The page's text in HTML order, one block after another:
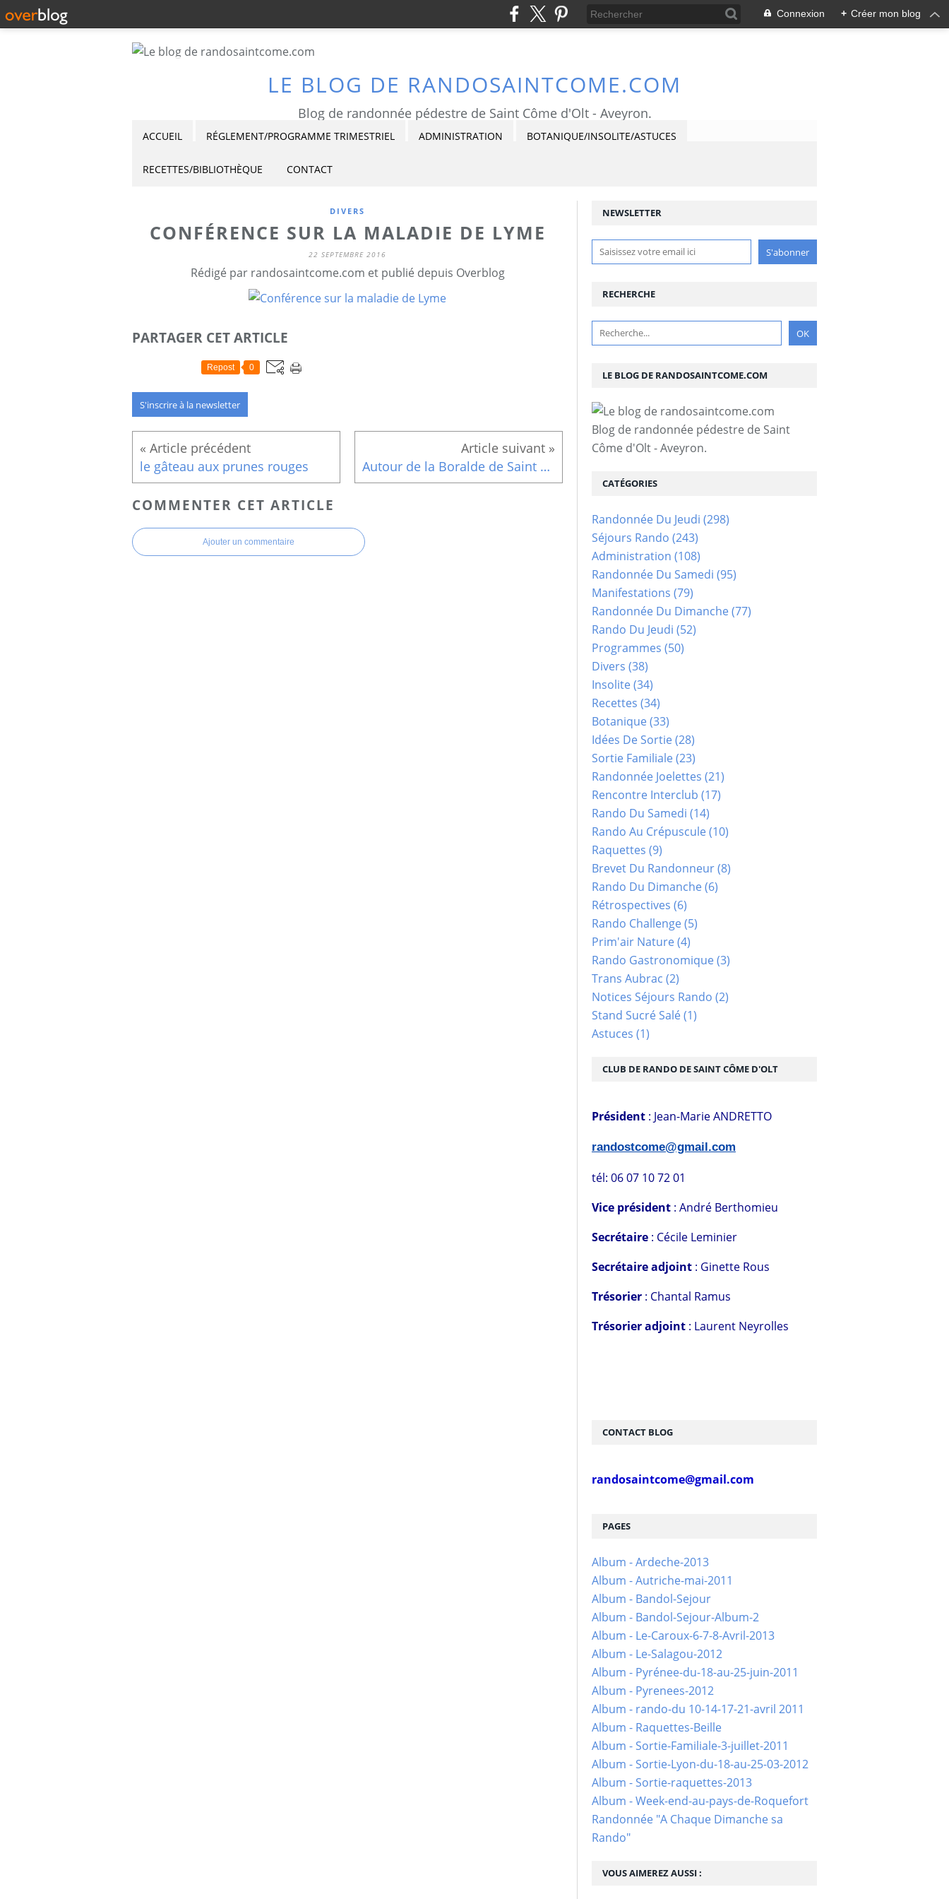
Connexion + Créer mon blog
LE BLOG DE RANDOSAINTCOME.COM
Blog de randonnée pédestre de Saint Côme d'Olt - Aveyron.
ACCUEIL RÉGLEMENT/PROGRAMME TRIMESTRIEL ADMINISTRATION BOTANIQUE/INSOLITE/ASTUCES
RECETTES/BIBLIOTHÈQUE CONTACT
DIVERS
CONFÉRENCE SUR LA MALADIE DE LYME
22 SEPTEMBRE 2016
Rédigé par randosaintcome.com et publié depuis Overblog
PARTAGER CET ARTICLE
Repost 0
S'inscrire à la newsletter
le gâteau aux prunes rouges Autour de la Boralde de Saint Chély, le 22 septembre
COMMENTER CET ARTICLE
Ajouter un commentaire
NEWSLETTER
RECHERCHE
LE BLOG DE RANDOSAINTCOME.COM
Blog de randonnée pédestre de Saint
Côme d'Olt - Aveyron.
VOUS AIMEREZ AUSSI :
PAGES
Album - Ardeche-2013
Album - Autriche-mai-2011
Album - Bandol-Sejour
Album - Bandol-Sejour-Album-2
Album - Le-Caroux-6-7-8-Avril-2013
Album - Le-Salagou-2012
Album - Pyrénee-du-18-au-25-juin-2011
Album - Pyrenees-2012
Album - rando-du 10-14-17-21-avril 2011
Album - Raquettes-Beille
Album - Sortie-Familiale-3-juillet-2011
Album - Sortie-Lyon-du-18-au-25-03-2012
Album - Sortie-raquettes-2013
Album - Week-end-au-pays-de-Roquefort
Randonnée "A Chaque Dimanche sa
Rando"
CATÉGORIES
Randonnée Du Jeudi (298)
Séjours Rando (243)
Administration (108)
Randonnée Du Samedi (95)
Manifestations (79)
Randonnée Du Dimanche(77)
Rando Du Jeudi (52)
Programmes (50)
Divers (38)
Insolite(34)
Recettes (34)
Botanique(33)
Idées De Sortie(28)
Sortie Familiale(23)
Randonnée Joelettes (21)
Rencontre Interclub (17)
Rando Du Samedi (14)
Rando Au Crépuscule(10)
Raquettes (9)
Brevet Du Randonneur(8)
Rando Du Dimanche(6)
Rétrospectives (6)
Rando Challenge(5)
Prim'air Nature(4)
Rando Gastronomique(3)
Trans Aubrac (2)
Notices Séjours Rando (2)
Stand Sucré Salé(1)
Astuces (1)
CLUB DE RANDO DE SAINT CÔME D'OLT
Président : Jean-Marie ANDRETTO
randostcome@gmail.com
tél: 06 07 10 72 01
Vice président : André Berthomieu
Secrétaire : Cécile Leminier
Secrétaire adjoint : Ginette Rous
Trésorier : Chantal Ramus
Trésorier adjoint : Laurent Neyrolles
CONTACT BLOG
randosaintcome@gmail.com